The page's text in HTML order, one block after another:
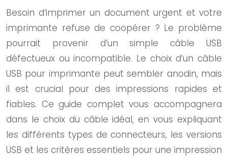
Besoin d’imprimer un document urgent et votre
imprimante refuse de coopérer ? Le problème
pourrait provenir d’un simple câble USB
défectueux ou incompatible. Le choix d’un câble
USB pour imprimante peut sembler anodin, mais
il est crucial pour des impressions rapides et
fiables. Ce guide complet vous accompagnera
dans le choix du câble idéal, en vous expliquant
les différents types de connecteurs, les versions
USB et les critères essentiels pour une impression